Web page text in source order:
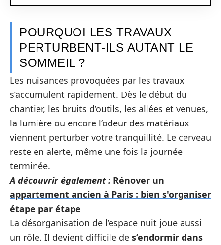
POURQUOI LES TRAVAUX
PERTURBENT-ILS AUTANT LE
SOMMEIL ?
Les nuisances provoquées par les travaux
s’accumulent rapidement. Dès le début du
chantier, les bruits d’outils, les allées et venues,
la lumière ou encore l’odeur des matériaux
viennent perturber votre tranquillité. Le cerveau
reste en alerte, même une fois la journée
terminée.
A découvrir également : Rénover un
appartement ancien à Paris : bien s'organiser
étape par étape
La désorganisation de l’espace nuit joue aussi
un rôle. Il devient difficile de s’endormir dans